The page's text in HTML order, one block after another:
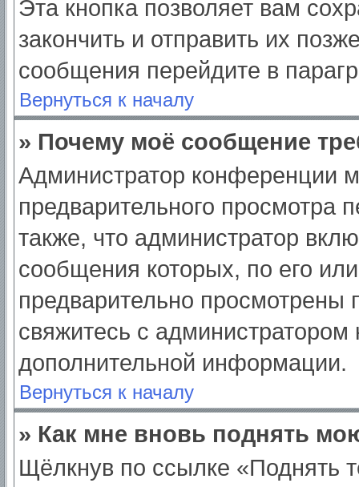
Эта кнопка позволяет вам
закончить и отправить их
сообщения перейдите в
Вернуться к началу
» Почему моё сообщение
Администратор конференции
предварительного просмотра
также, что администратор
сообщения которых, по его
предварительно просмотрены
свяжитесь с
дополнительной информации.
Вернуться к началу
» Как мне вновь поднять
Щёлкнув по ссылке «Поднять